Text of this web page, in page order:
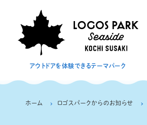
アウトドアを体験できるテーマパーク
ホーム ロゴスパークからのお知らせ